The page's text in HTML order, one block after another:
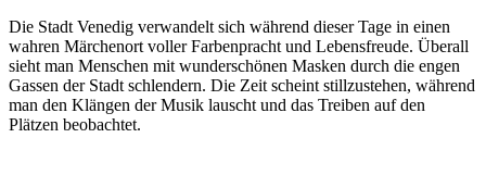
Die Stadt Venedig verwandelt sich während dieser Tage in einen
wahren Märchenort voller Farbenpracht und Lebensfreude. Überall
sieht man Menschen mit wunderschönen Masken durch die engen
Gassen der Stadt schlendern. Die Zeit scheint stillzustehen, während
man den Klängen der Musik lauscht und das Treiben auf den
Plätzen beobachtet.